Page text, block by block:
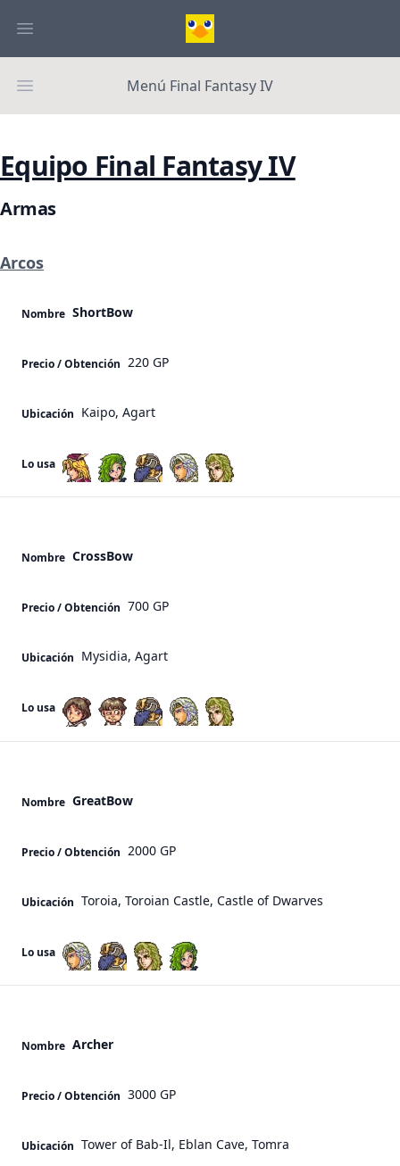
Menú Final Fantasy IV
Equipo Final Fantasy IV
Armas
Arcos
Nombre ShortBow
Precio / Obtención 220 GP
Ubicación Kaipo, Agart
Lo usa
Nombre CrossBow
Precio / Obtención 700 GP
Ubicación Mysidia, Agart
Lo usa
Nombre GreatBow
Precio / Obtención 2000 GP
Ubicación Toroia, Toroian Castle, Castle of Dwarves
Lo usa
Nombre Archer
Precio / Obtención 3000 GP
Ubicación Tower of Bab-Il, Eblan Cave, Tomra